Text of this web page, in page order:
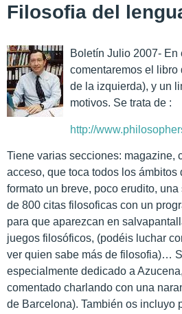
Filosofia del
Boletín Julio 2007- En
comentaremos el
de la izquierda), y un
motivos. Se trata de :
http://
Tiene varias secciones: magazine,
acceso, que toca todos los ámbitos
formato un breve, poco erudito,
de 800 citas filosoficas con un
para que aparezcan en
juegos filosóficos, (podéis luchar
ver quien sabe más de filosofia)…
especialmente dedicado a
comentado charlando con una
de Barcelona). También os incluyo